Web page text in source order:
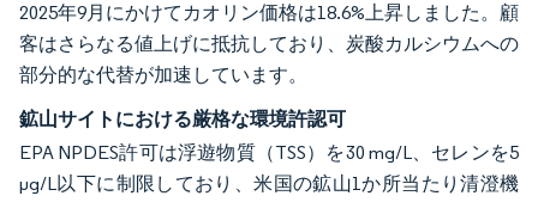
2025年9月にかけてカオリン価格は18.6%上昇しました。顧
客はさらなる値上げに抵抗しており、炭酸カルシウムへの
部分的な代替が加速しています。
鉱山サイトにおける厳格な環境許認可
EPA NPDES許可は浮遊物質（TSS）を30 mg/L、セレンを5
µg/L以下に制限しており、米国の鉱山1か所当たり清澄機